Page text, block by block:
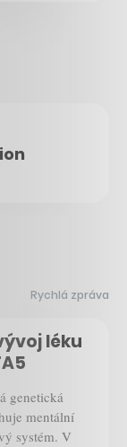
Rychlá zpráva
léku
genetická
mentální
systém. V